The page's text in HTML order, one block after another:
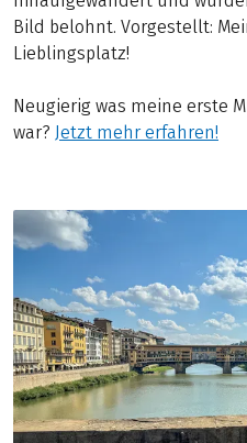
Bild belohnt. Vorgestellt:
Lieblingsplatz!
Neugierig was meine erste
war? Jetzt mehr erfahren!